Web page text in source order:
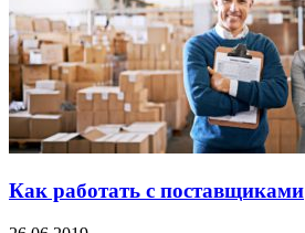
Как работать с поставщиками